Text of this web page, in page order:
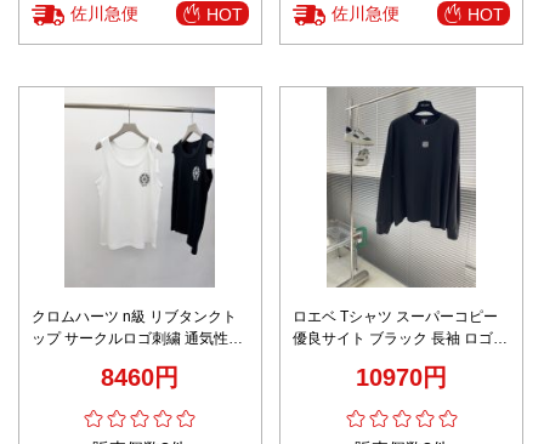
佐川急便 HOT 佐川急便 HOT
クロムハーツ n級 リブタンクト
ップ サークルロゴ刺繍 通気性優
8460円
ロエベ Tシャツ スーパーコピー
優良サイト ブラック 長袖 ロゴ刺
密厳守配送10970円